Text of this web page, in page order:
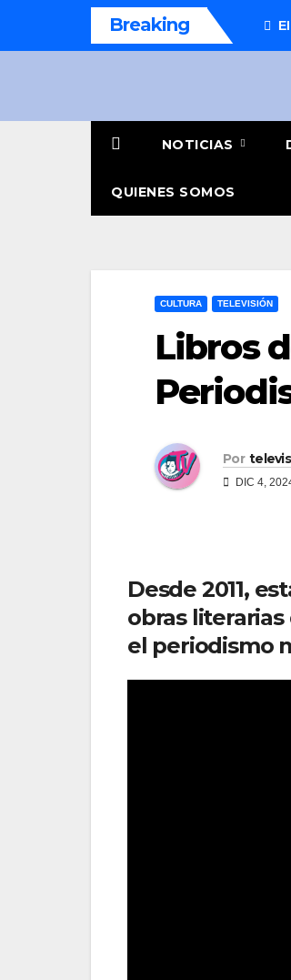
Breaking
NOTICIAS
QUIENES SOMOS
CULTURA TELEVISIÓN
Libros
Por
DIC 4,
Desde 2011,
obras
el periodismo